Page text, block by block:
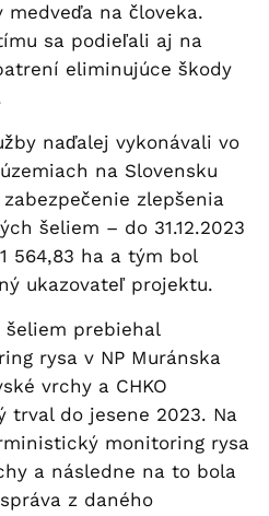
medveďa na človeka.
sa podieľali aj na
eliminujúce škody
naďalej vykonávali vo
na Slovensku
zlepšenia
šeliem – do 31.12.2023
564,83 ha a tým bol
ukazovateľ projektu.
prebiehal
rysa v NP Muránska
vrchy a CHKO
trval do jesene 2023. Na
monitoring rysa
a následne na to bola
z daného